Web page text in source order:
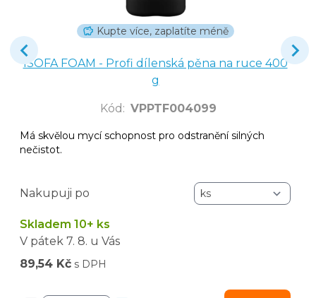
Kupte více, zaplatíte méně
ISOFA FOAM - Profi dílenská pěna na ruce 400
g
Kód : VPPTF004099
Má skvělou mycí schopnost pro odstranění silných
nečistot.
Nakupuji po
Skladem 10+ ks
V pátek 7. 8. u Vás
89,54 Kč s DPH